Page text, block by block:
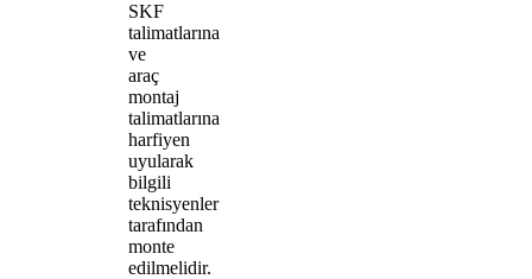
SKF
talimatlarına
ve
araç
montaj
talimatlarına
harfiyen
uyularak
bilgili
teknisyenler
tarafından
monte
edilmelidir.